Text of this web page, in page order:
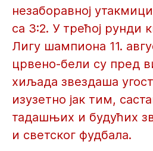
незаборавној
са 3:2. У трећој рунди
Лигу шампиона 11.
црвено-бели су пред
хиљада звездаша
изузетно јак тим,
тадашњих и будућих
и светског фудбала.